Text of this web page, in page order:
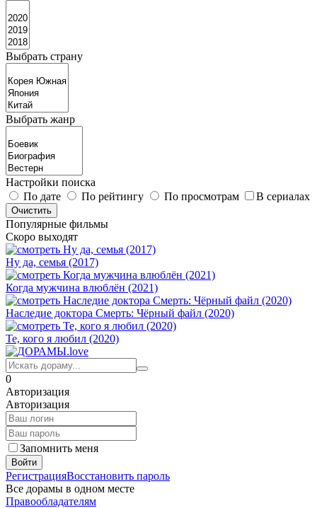
Выбрать страну
Выбрать жанр
Настройки поиска
По дате
По рейтингу По просмотрам В сериалах
Популярные фильмы
Скоро выходят
Ну да, семья (2017)
Когда мужчина влюблён (2021)
Наследие доктора Смерть: Чёрный файл (2020)
Те, кого я любил (2020)
0
Авторизация
Авторизация
Запомнить меня
Войти
РегистрацияВосстановить пароль
Все дорамы в одном месте
Правообладателям